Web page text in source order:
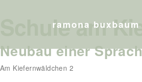
ramona
Schule am
Neubau einer
Am Kiefernwäldchen 2